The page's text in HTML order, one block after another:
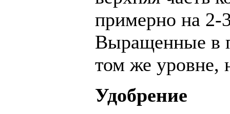
примерно на 2-
Выращенные в
том же уровне,
Удобрение